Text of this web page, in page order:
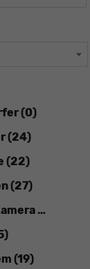
(0)
(24)
(22)
(27)
(21)
(19)